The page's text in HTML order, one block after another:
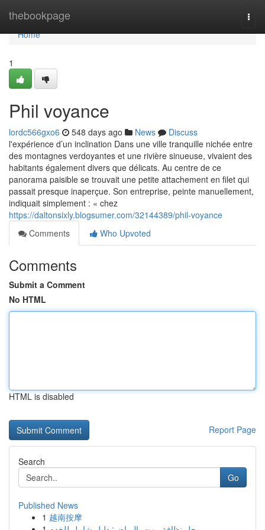
thebookpage
Home
Home
1
Phil voyance
lordc566gxo6 548 days ago News
Discuss
l'expérience d’un inclination Dans une ville tranquille nichée entre
des montagnes verdoyantes et une rivière sinueuse, vivaient des
habitants également divers que délicats. Au centre de ce
panorama paisible se trouvait une petite attachement en filet qui
passait presque inaperçue. Son entreprise, peinte manuellement,
indiquait simplement : « chez
https://daltonsixly.blogsumer.com/32144389/phil-voyance
Comments
Who Upvoted
Comments
Submit a Comment
No HTML
HTML is disabled
Report Page
Search
Go
Published News
1 越南按摩